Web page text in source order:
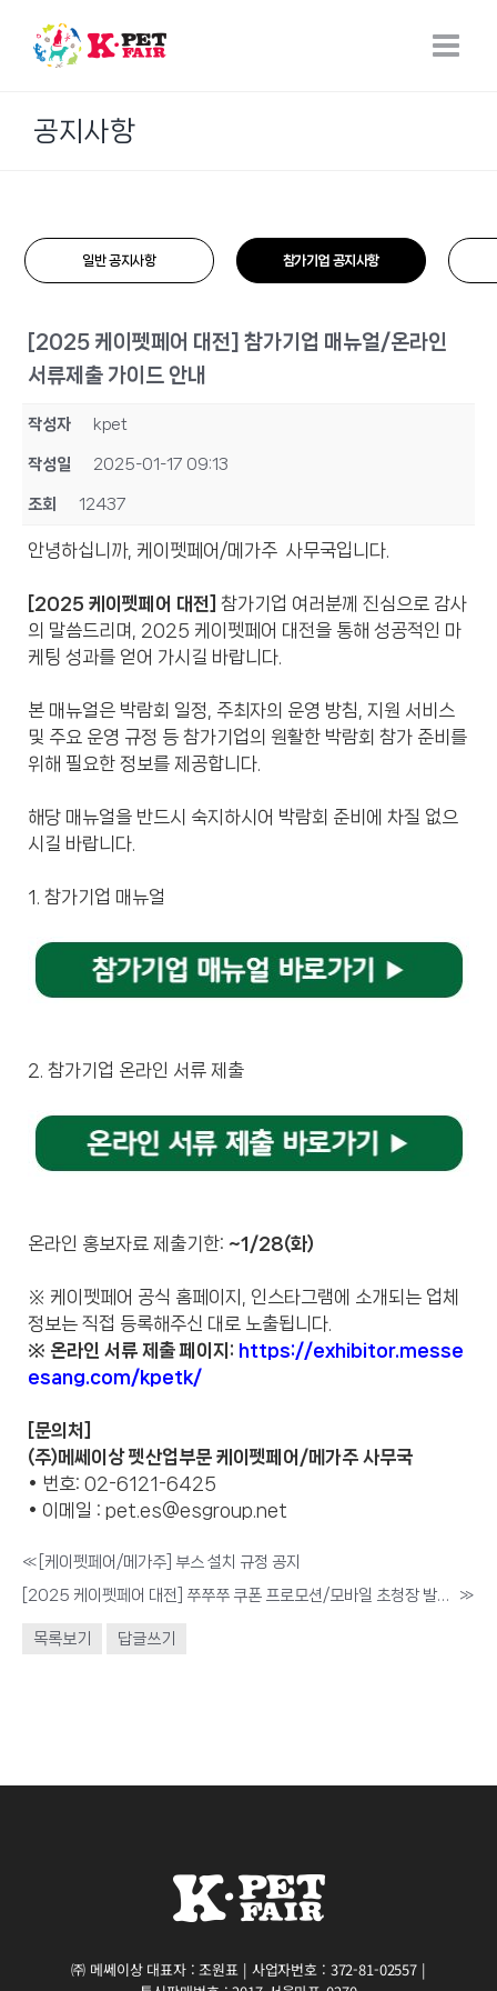
content
공지사항
일반 공지사항 참가기업 공지사항
[2025 케이펫페어 대전] 참가기업 매뉴얼/온라인
서류제출 가이드 안내
작성자 kpet
작성일 2025-01-17 09:13
조회 12437
안녕하십니까, 케이펫페어/메가주 사무국입니다.
[2025 케이펫페어 대전] 참가기업 여러분께 진심으로 감사
의 말씀드리며, 2025 케이펫페어 대전을 통해 성공적인 마
케팅 성과를 얻어 가시길 바랍니다.
본 매뉴얼은 박람회 일정, 주최자의 운영 방침, 지원 서비스
및 주요 운영 규정 등 참가기업의 원활한 박람회 참가 준비를
위해 필요한 정보를 제공합니다.
해당 매뉴얼을 반드시 숙지하시어 박람회 준비에 차질 없으
시길 바랍니다.
1. 참가기업 매뉴얼
2. 참가기업 온라인 서류 제출
온라인 홍보자료 제출기한: ~1/28(화)
※ 케이펫페어 공식 홈페이지, 인스타그램에 소개되는 업체
정보는 직접 등록해주신 대로 노출됩니다.
※ 온라인 서류 제출 페이지: https://exhibitor.messe
esang.com/kpetk/
[문의처]
(주)메쎄이상 펫산업부문 케이펫페어/메가주 사무국
• 번호: 02-6121-6425
• 이메일 : pet.es@esgroup.net
« [케이펫페어/메가주] 부스 설치 규정 공지
[2025 케이펫페어 대전] 쭈쭈쭈 쿠폰 프로모션/모바일 초청장 발송 안내
»
목록보기 답글쓰기
㈜ 메쎄이상 대표자 : 조원표 | 사업자번호 : 372-81-02557 |